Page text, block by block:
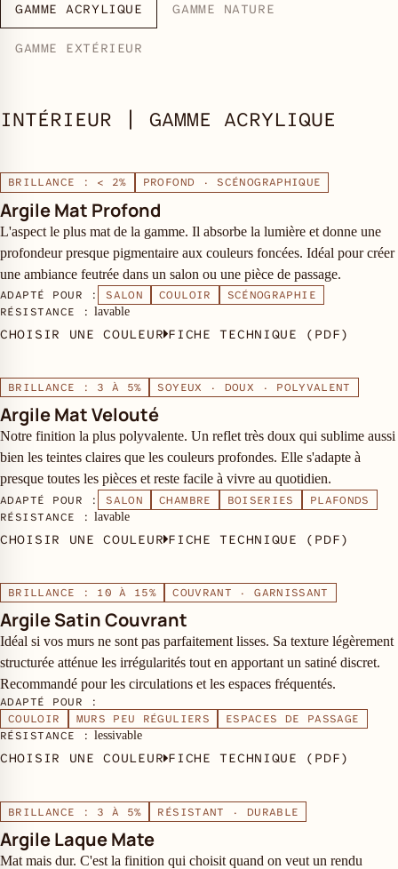
GAMME ACRYLIQUE GAMME NATURE
GAMME EXTÉRIEUR
INTÉRIEUR | GAMME ACRYLIQUE
BRILLANCE : < 2% PROFOND · SCÉNOGRAPHIQUE
Argile Mat Profond
L'aspect le plus mat de la gamme. Il absorbe la lumière et donne une
profondeur presque pigmentaire aux couleurs foncées. Idéal pour créer
une ambiance feutrée dans un salon ou une pièce de passage.
ADAPTÉ POUR : SALON COULOIR
SCÉNOGRAPHIE
RÉSISTANCE : lavable
CHOISIR UNE COULEUR FICHE TECHNIQUE (PDF)
BRILLANCE : 3 À 5% SOYEUX · DOUX · POLYVALENT
Argile Mat Velouté
Notre finition la plus polyvalente. Un reflet très doux qui sublime aussi
bien les teintes claires que les couleurs profondes. Elle s'adapte à
presque toutes les pièces et reste facile à vivre au quotidien.
ADAPTÉ POUR : SALON CHAMBRE BOISERIES
PLAFONDS
RÉSISTANCE : lavable
CHOISIR UNE COULEUR FICHE TECHNIQUE (PDF)
BRILLANCE : 10 À 15% COUVRANT · GARNISSANT
Argile Satin Couvrant
Idéal si vos murs ne sont pas parfaitement lisses. Sa texture légèrement
structurée atténue les irrégularités tout en apportant un satiné discret.
Recommandé pour les circulations et les espaces fréquentés.
ADAPTÉ POUR :
COULOIR
MURS PEU RÉGULIERS
ESPACES DE PASSAGE
RÉSISTANCE : lessivable
CHOISIR UNE COULEUR FICHE TECHNIQUE (PDF)
BRILLANCE : 3 À 5% RÉSISTANT · DURABLE
Argile Laque Mate
Mat mais dur. C'est la finition qui choisit quand on veut un rendu